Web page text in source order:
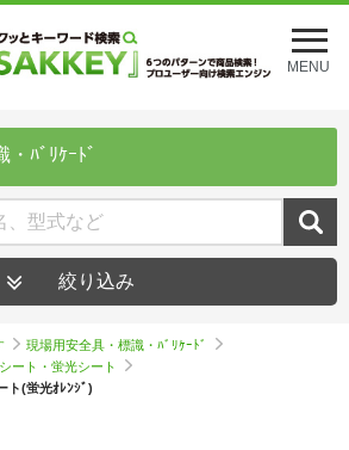
メ
ニ
ュ
を
MENU
ﾊﾞﾘｹｰﾄﾞ
絞り込み
現場用安全具・標識・ﾊﾞﾘｹｰﾄﾞ
ート・蛍光シート
ト(蛍光ｵﾚﾝｼﾞ)